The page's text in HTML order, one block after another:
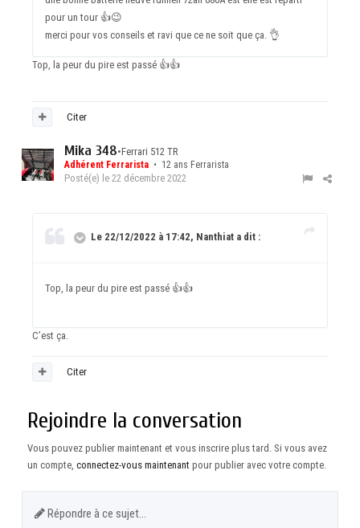
pour un tour 👍😉
merci pour vos conseils et ravi que ce ne soit que ça. 👌
Top, la peur du pire est passé 👍👍
Citer
Mika 348•Ferrari 512 TR
Adhérent Ferrarista • 12 ans Ferrarista
Posté(e) le 22 décembre 2022
Le 22/12/2022 à 17:42, Nanthiat a dit :
Top, la peur du pire est passé 👍👍
C’est ça.
Citer
Rejoindre la conversation
Vous pouvez publier maintenant et vous inscrire plus tard. Si vous avez
un compte, connectez-vous maintenant pour publier avec votre compte.
Répondre à ce sujet…